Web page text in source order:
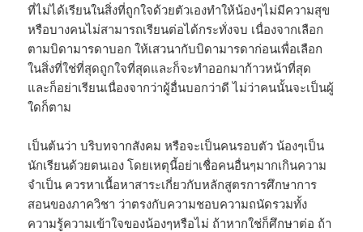
ที่ไม่ได้เรียนในสิ่งที่ถูกใจด้วยตัวเองทำให้น้องๆไม่มีความสุข
หรือบางคนไม่สามารถเรียนต่อได้กระทั่งจบ เนื่องจากเลือก
ตามบิดามารดาบอก ให้เสวนากับบิดามารดาก่อนเพื่อเลือก
ในสิ่งที่ใช่ที่สุดถูกใจที่สุดและก็จะทำออกมาก้าวหน้าที่สุด
และก็อย่าเรียนเนื่องจากว่าผู้อื่นบอกว่าดี ไม่ว่าคนนั้นจะเป็นผู้
ใดก็ตาม
เป็นต้นว่า บริบทจากสังคม หรือจะเป็นคนรอบตัว น้องๆเป็น
นักเรียนด้วยตนเอง โดยเหตุนี้อย่าเชื่อคนอื่นๆมากเกินความ
จำเป็น ควรหาเนื้อหาสาระเกี่ยวกับหลักสูตรการศึกษาการ
สอนของภาควิชา ว่าตรงกับความชอบความถนัดรวมทั้ง
ความรู้ความเข้าใจของน้องๆหรือไม่ ถ้าหากใช่ก็ศึกษาต่อ ถ้า